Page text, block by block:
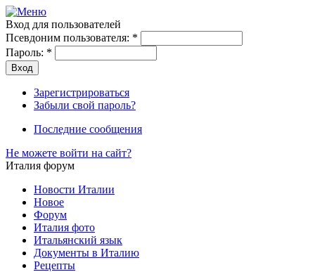
Вход для пользователей
Псевдоним пользователя: *
Пароль: *
Зарегистрироваться
Забыли свой пароль?
Последние сообщения
Не можете войти на сайт?
Италия форум
Новости Италии
Новое
Форум
Италия фото
Итальянский язык
Документы в Италию
Рецепты